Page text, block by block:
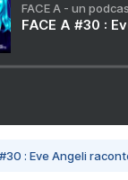
FACE A - un
FACE A #30 :
#30 : Eve Angeli